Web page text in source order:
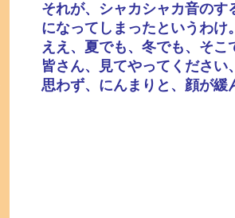
それが、シャカシャカ音の
になってしまったというわけ
ええ、夏でも、冬でも、そ
皆さん、見てやってくださ
思わず、にんまりと、顔が緩